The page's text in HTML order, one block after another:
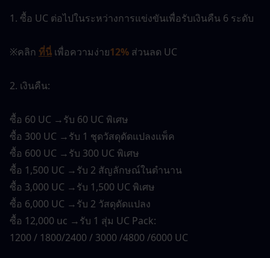
1. ซื้อ UC ต่อไปในระหว่างการแข่งขันเพื่อรับเงินคืน 6 ระดับ
※คลิก ที่นี่ เพื่อความง่าย12% ส่วนลด UC
2. เงินคืน:
ซื้อ 60 UC →รับ 60 UC พิเศษ
ซื้อ 300 UC →รับ 1 ชุดวัสดุดัดแปลงแพ็ค
ซื้อ 600 UC →รับ 300 UC พิเศษ
ซื้อ 1,500 UC →รับ 2 สัญลักษณ์ในตำนาน
ซื้อ 3,000 UC →รับ 1,500 UC พิเศษ
ซื้อ 6,000 UC →รับ 2 วัสดุดัดแปลง
ซื้อ 12,000 uc →รับ 1 สุ่ม UC Pack:
1200 / 1800/2400 / 3000 /4800 /6000 UC